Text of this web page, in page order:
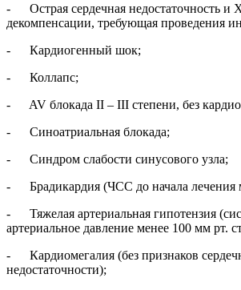
- Острая сердечная недостаточность и
декомпенсации, требующая проведения
- Кардиогенный шок;
- Коллапс;
- AV блокада II – III степени, без
- Синоатриальная блокада;
- Синдром слабости синусового узла;
- Брадикардия (ЧСС до начала лечения
- Тяжелая артериальная гипотензия
артериальное давление менее 100 мм рт.
- Кардиомегалия (без признаков
недостаточности);